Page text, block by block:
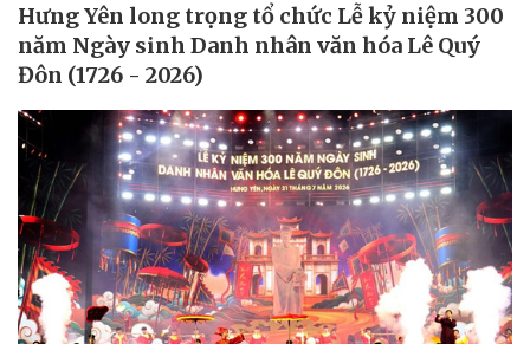
Hưng Yên long trọng tổ chức Lễ kỷ niệm 300
năm Ngày sinh Danh nhân văn hóa Lê Quý
Đôn (1726 - 2026)